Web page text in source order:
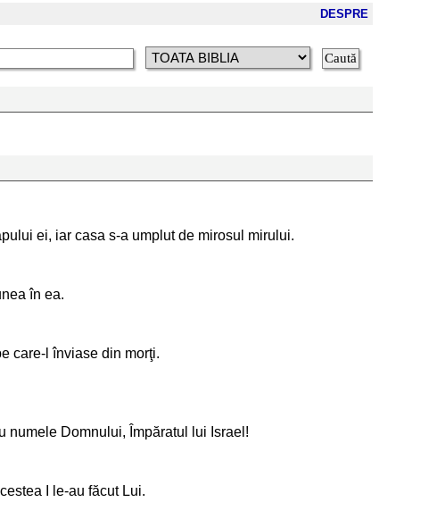
DESPRE
ei, iar casa s-a umplut de mirosul mirului.
în ea.
care-l înviase din morţi.
numele Domnului, Împăratul lui Israel!
I le-au făcut Lui.